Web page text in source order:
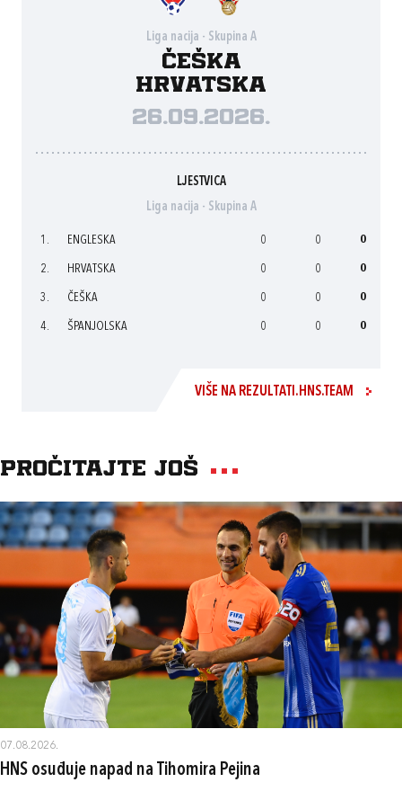
Liga nacija - Skupina A
Češka
Hrvatska
26.09.2026.
LJESTVICA
Liga nacija - Skupina A
1. ENGLESKA 0 0 0
2. HRVATSKA 0 0 0
3. ČEŠKA 0 0 0
4. ŠPANJOLSKA 0 0 0
VIŠE NA REZULTATI.HNS.TEAM
Pročitajte još
07.08.2026.
HNS osuđuje napad na Tihomira Pejina